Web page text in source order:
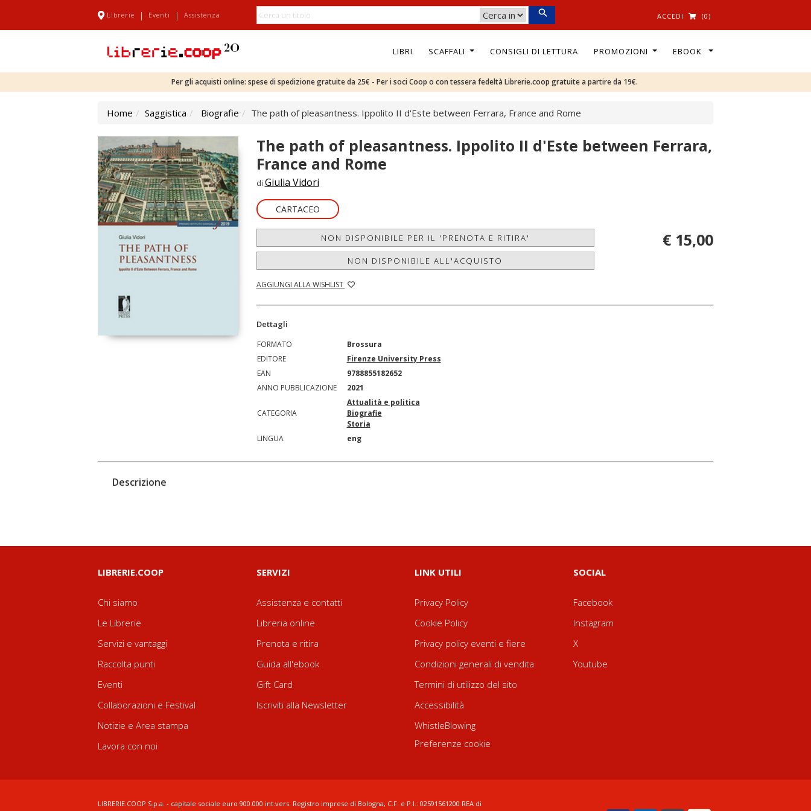
Librerie | Eventi | Assistenza ACCEDI (0)
LIBRI SCAFFALI CONSIGLI DI LETTURA PROMOZIONI EBOOK
Per gli acquisti online: spese di spedizione gratuite da 25€ - Per i soci Coop o con tessera fedeltà Librerie.coop gratuite a partire da 19€.
Home Saggistica Biografie The path of pleasantness. Ippolito II d'Este between Ferrara, France and Rome
The path of pleasantness. Ippolito II d'Este between Ferrara,
France and Rome
di Giulia Vidori
CARTACEO
NON DISPONIBILE PER IL 'PRENOTA E RITIRA'
NON DISPONIBILE ALL'ACQUISTO
AGGIUNGI ALLA WISHLIST
€ 15,00
Dettagli
FORMATO
Brossura
EDITORE
Firenze University Press
EAN
9788855182652
ANNO PUBBLICAZIONE
2021
CATEGORIA
Attualità e politica
Biografie
Storia
LINGUA
eng
Descrizione
LIBRERIE.COOP
Chi siamo
Le Librerie
Servizi e vantaggi
Raccolta punti
Eventi
Collaborazioni e Festival
Notizie e Area stampa
Lavora con noi
SERVIZI
Assistenza e contatti
Libreria online
Prenota e ritira
Guida all'ebook
Gift Card
Iscriviti alla Newsletter
LINK UTILI
Privacy Policy
Cookie Policy
Privacy policy eventi e fiere
Condizioni generali di vendita
Termini di utilizzo del sito
Accessibilità
WhistleBlowing
Preferenze cookie
SOCIAL
Facebook
Instagram
X
Youtube
LIBRERIE.COOP S.p.a. - capitale sociale euro 900.000 int.vers. Registro imprese di Bologna, C.F. e P.I.: 02591561200 REA di